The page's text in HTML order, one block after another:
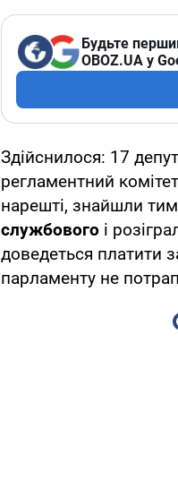
Будьте
OBOZ.UA у
Здійснилося: 17
регламентний
нарешті, знайшли
службового і
доведеться платити
парламенту не